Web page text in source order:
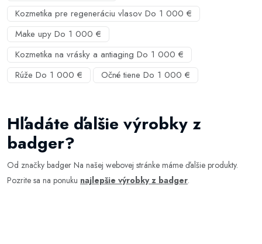
Kozmetika pre regeneráciu vlasov Do 1 000 €
Make upy Do 1 000 €
Kozmetika na vrásky a antiaging Do 1 000 €
Rúže Do 1 000 €
Očné tiene Do 1 000 €
Hľadáte ďalšie výrobky z
badger?
Od značky badger Na našej webovej stránke máme ďalšie produkty.
Pozrite sa na ponuku najlepšie výrobky z badger.